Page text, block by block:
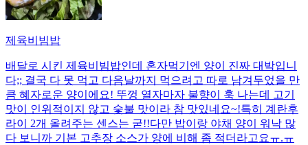
제육비빔밥
배달로 시킨 제육비빔밥인데 혼자먹기엔 양이 진짜 대박입니
다;; 결국 다 못 먹고 다음날까지 먹으려고 따로 남겨두었을 만
큼 혜자로운 양이에요! 뚜껑 열자마자 불향이 훅 나는데 고기
맛이 인위적이지 않고 숯불 맛이라 참 맛있네요~!특히 계란후
라이 2개 올려주는 센스는 굳!! ​다만 밥이랑 야채 양이 워낙 많
다 보니까 기본 고추장 소스가 양에 비해 좀 적더라고요ㅠ.ㅠ